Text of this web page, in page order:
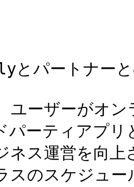
とパートナー
ユーザーがオン
パーティアプ
ネス運営を向
スのスケジュ